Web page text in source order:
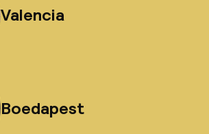
Valencia
Boedapest